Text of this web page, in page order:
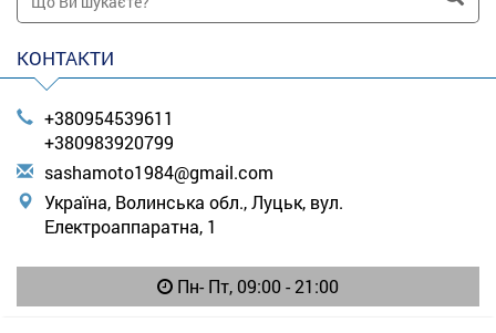
КОНТАКТИ
+380954539611
+380983920799
sashamoto1984@gmail.com
Україна, Волинська обл., Луцьк, вул.
Електроаппаратна, 1
Пн- Пт, 09:00 - 21:00